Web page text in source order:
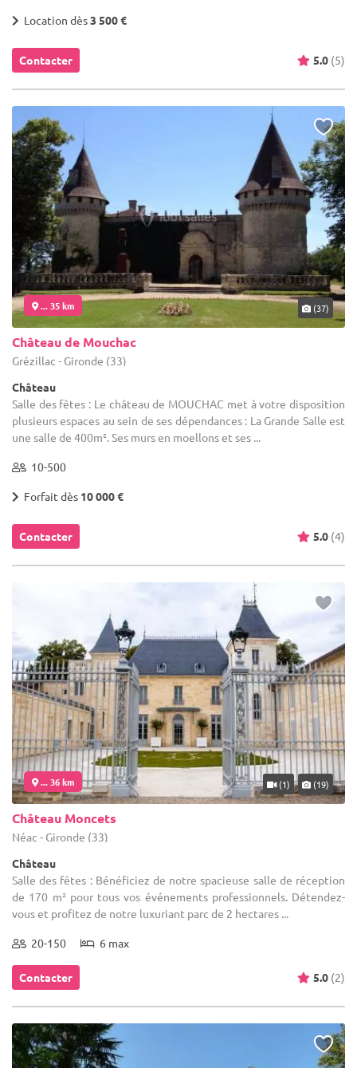
Location dès3 500 €
Contacter 5.0 (5)
... 35 km (37)
Château de Mouchac
Grézillac - Gironde (33)
Château
Salle des fêtes : Le château de MOUCHAC met à votre disposition
plusieurs espaces au sein de ses dépendances : La Grande Salle est
une salle de 400m². Ses murs en moellons et ses ...
10-500
Forfait dès 10 000 €
Contacter 5.0 (4)
... 36 km (1) (19)
Château Moncets
Néac - Gironde (33)
Château
Salle des fêtes : Bénéficiez de notre spacieuse salle de réception
de 170 m² pour tous vos événements professionnels. Détendez-
vous et profitez de notre luxuriant parc de 2 hectares ...
20-150 6 max
Contacter 5.0 (2)